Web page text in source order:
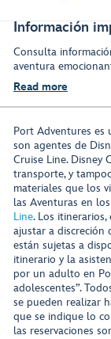
Información
Consulta
aventura
Read more
Port Adventures es
son agentes de
Cruise Line. Disney
transporte, y
materiales que los
las Aventuras en
Line. Los
ajustar a discreción
están sujetas a
itinerario y la
por un adulto en
adolescentes”.
se pueden realizar
que se indique lo
las reservaciones